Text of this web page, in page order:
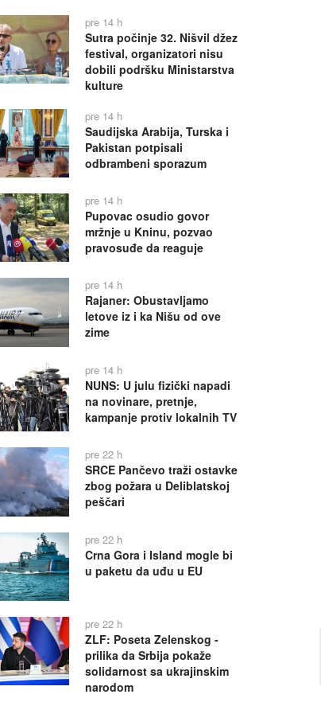
pre 14 h
Sutra počinje 32. Nišvil džez
festival, organizatori nisu
dobili podršku Ministarstva
kulture
pre 14 h
Saudijska Arabija, Turska i
Pakistan potpisali
odbrambeni sporazum
pre 14 h
Pupovac osudio govor
mržnje u Kninu, pozvao
pravosuđe da reaguje
pre 14 h
Rajaner: Obustavljamo
letove iz i ka Nišu od ove
zime
pre 14 h
NUNS: U julu fizički napadi
na novinare, pretnje,
kampanje protiv lokalnih TV
pre 22 h
SRCE Pančevo traži ostavke
zbog požara u Deliblatskoj
peščari
pre 22 h
Crna Gora i Island mogle bi
u paketu da uđu u EU
pre 22 h
ZLF: Poseta Zelenskog -
prilika da Srbija pokaže
solidarnost sa ukrajinskim
narodom